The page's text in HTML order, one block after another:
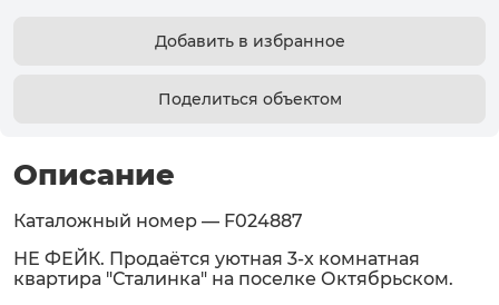
Добавить в избранное
Поделиться объектом
Описание
Каталожный номер — F024887
НЕ ФЕЙК. Продаётся уютная 3-х комнатная
квартира "Сталинка" на поселке Октябрьском.